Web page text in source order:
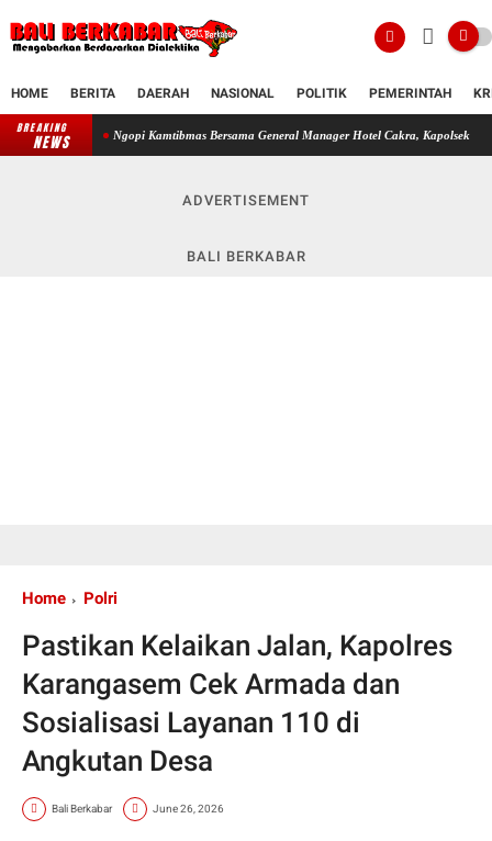
HOME BERITA DAERAH NASIONAL POLITIK PEMERINTAH
BREAKING
NEWS
Ngopi Kamtibmas Bersama General Manager Hotel Cakra, Kapolsek Dentim Perkuat
ADVERTISEMENT
BALI BERKABAR
Home Polri
Pastikan Kelaikan Jalan, Kapolres
Karangasem Cek Armada dan
Sosialisasi Layanan 110 di
Angkutan Desa
Bali Berkabar June 26, 2026